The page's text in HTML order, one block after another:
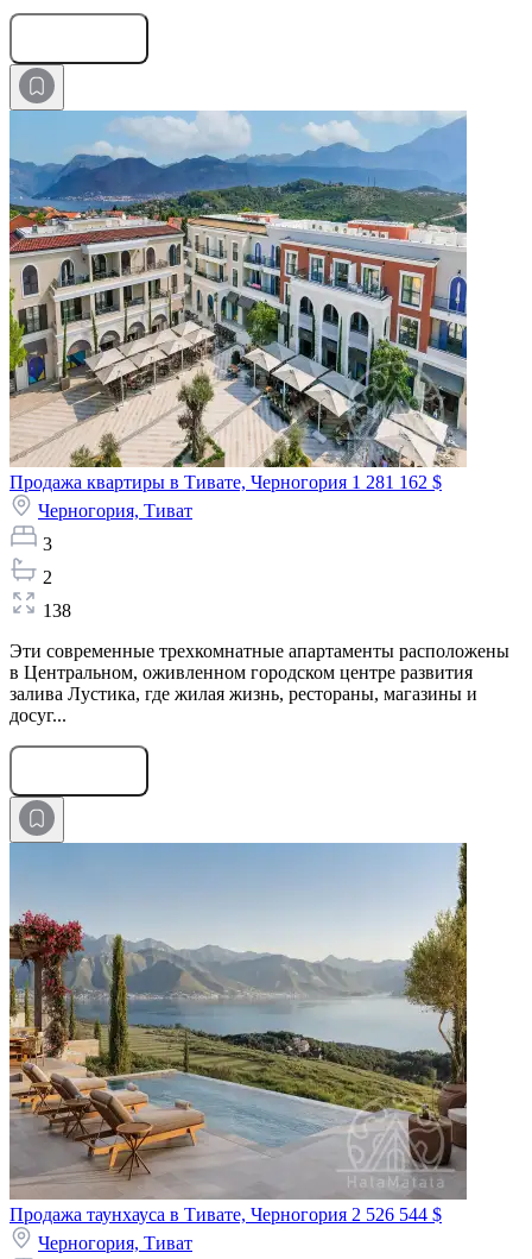
Продажа квартиры в Тивате, Черногория 1 281 162 $
Черногория, Тиват
3
2
138
Эти современные трехкомнатные апартаменты расположены
в Центральном, оживленном городском центре развития
залива Лустика, где жилая жизнь, рестораны, магазины и
досуг...
Продажа таунхауса в Тивате, Черногория 2 526 544 $
Черногория, Тиват